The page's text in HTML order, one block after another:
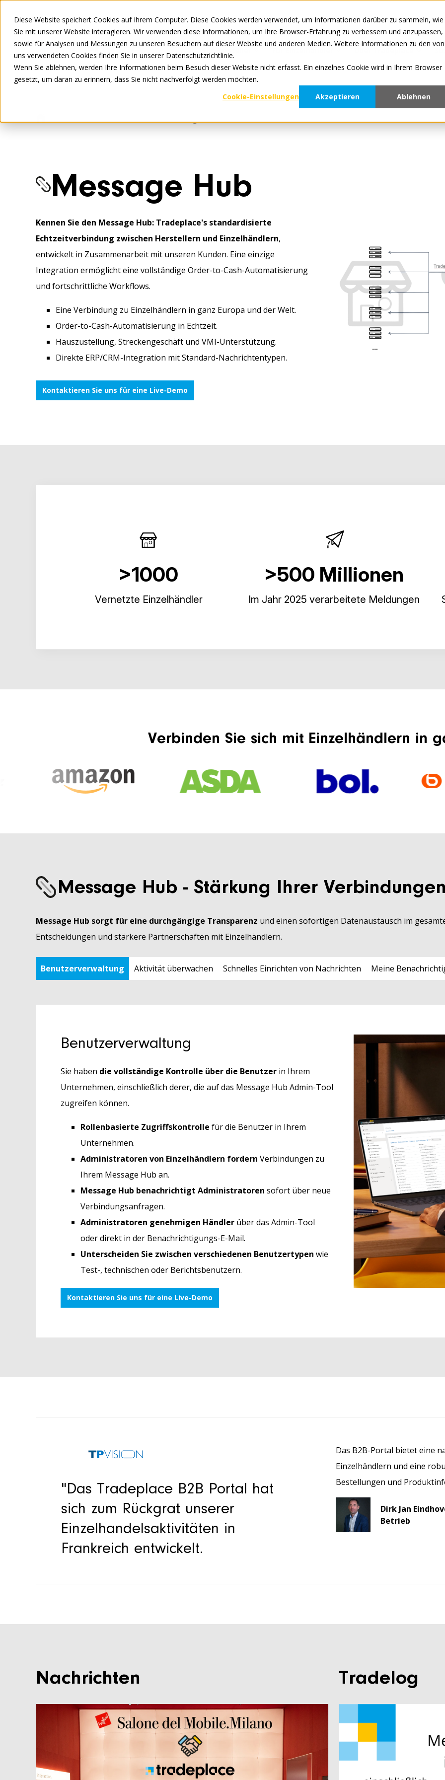
Diese Website speichert Cookies auf Ihrem Computer. Diese Cookies werden verwendet, um Informationen darüber zu sammeln, wie
Sie mit unserer Website interagieren. Wir verwenden diese Informationen, um Ihre Browser-Erfahrung zu verbessern und anzupassen,
sowie für Analysen und Messungen zu unseren Besuchern auf dieser Website und anderen Medien. Weitere Informationen zu den von
uns verwendeten Cookies finden Sie in unserer Datenschutzrichtlinie.
Wenn Sie ablehnen, werden Ihre Informationen beim Besuch dieser Website nicht erfasst. Ein einzelnes Cookie wird in Ihrem Browser
gesetzt, um daran zu erinnern, dass Sie nicht nachverfolgt werden möchten.
Cookie-Einstellungen
Akzeptieren Ablehnen
Alle Dienste sind
Für Hersteller
Message Hub
Kennen Sie den Message Hub: Tradeplace's standardisierte
Echtzeitverbindung zwischen Herstellern und Einzelhändlern,
entwickelt in Zusammenarbeit mit unseren Kunden. Eine einzige
Integration ermöglicht eine vollständige Order-to-Cash-Automatisierung
und fortschrittliche Workflows.
Eine Verbindung zu Einzelhändlern in ganz Europa und der Welt.
Order-to-Cash-Automatisierung in Echtzeit.
Hauszustellung, Streckengeschäft und VMI-Unterstützung.
Direkte ERP/CRM-Integration mit Standard-Nachrichtentypen.
Kontaktieren Sie uns für eine Live-Demo
>1000
Vernetzte Einzelhändler
>500 Millionen
Im Jahr 2025 verarbeitete Meldungen
Verbinden Sie sich mit Einzelhändlern in
Message Hub - Stärkung Ihrer
Message Hub sorgt für eine durchgängige Transparenz und einen sofortigen Datenaustausch im
Entscheidungen und stärkere Partnerschaften mit Einzelhändlern.
Benutzerverwaltung Aktivität überwachen Schnelles Einrichten von Nachrichten Meine
Benutzerverwaltung
Sie haben die vollständige Kontrolle über die Benutzer in Ihrem
Unternehmen, einschließlich derer, die auf das Message Hub Admin-Tool
zugreifen können.
Rollenbasierte Zugriffskontrolle für die Benutzer in Ihrem
Unternehmen.
Administratoren von Einzelhändlern fordern Verbindungen zu
Ihrem Message Hub an.
Message Hub benachrichtigt Administratoren sofort über neue
Verbindungsanfragen.
Administratoren genehmigen Händler über das Admin-Tool
oder direkt in der Benachrichtigungs-E-Mail.
Unterscheiden Sie zwischen verschiedenen Benutzertypen wie
Test-, technischen oder Berichtsbenutzern.
Kontaktieren Sie uns für eine Live-Demo
"Das Tradeplace B2B Portal hat
sich zum Rückgrat unserer
Einzelhandelsaktivitäten in
Frankreich entwickelt.
Das B2B-Portal bietet eine
Einzelhändlern und eine
Bestellungen und
Dirk Jan
Betrieb
Nachrichten Tradelog